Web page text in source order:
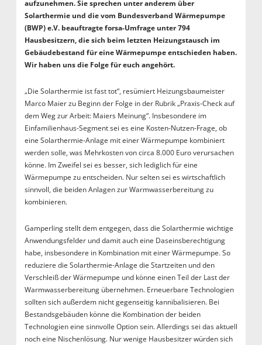
aufzunehmen. Sie sprechen unter anderem über
Solarthermie und die vom Bundesverband Wärmepumpe
(BWP) e.V. beauftragte forsa-Umfrage unter 794
Hausbesitzern, die sich beim letzten Heizungstausch im
Gebäudebestand für eine Wärmepumpe entschieden haben.
Wir haben uns die Folge für euch angehört.
„Die Solarthermie ist fast tot“, resümiert Heizungsbaumeister
Marco Maier zu Beginn der Folge in der Rubrik „Praxis-Check auf
dem Weg zur Arbeit: Maiers Meinung“. Insbesondere im
Einfamilienhaus-Segment sei es eine Kosten-Nutzen-Frage, ob
eine Solarthermie-Anlage mit einer Wärmepumpe kombiniert
werden solle, was Mehrkosten von circa 8.000 Euro verursachen
könne. Im Zweifel sei es besser, sich lediglich für eine
Wärmepumpe zu entscheiden. Nur selten sei es wirtschaftlich
sinnvoll, die beiden Anlagen zur Warmwasserbereitung zu
kombinieren.
Gamperling stellt dem entgegen, dass die Solarthermie wichtige
Anwendungsfelder und damit auch eine Daseinsberechtigung
habe, insbesondere in Kombination mit einer Wärmepumpe. So
reduziere die Solarthermie-Anlage die Startzeiten und den
Verschleiß der Wärmepumpe und könne einen Teil der Last der
Warmwasserbereitung übernehmen. Erneuerbare Technologien
sollten sich außerdem nicht gegenseitig kannibalisieren. Bei
Bestandsgebäuden könne die Kombination der beiden
Technologien eine sinnvolle Option sein. Allerdings sei das aktuell
noch eine Nischenlösung. Nur wenige Hausbesitzer würden sich